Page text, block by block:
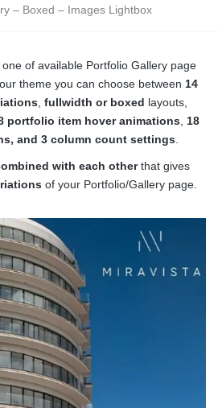
– Boxed – Images Lightbox
of available Portfolio Gallery page
theme you can choose between 14
fullwidth or boxed layouts,
portfolio item hover animations 18
and 3 column count settings
with each otherthat gives
of your Portfolio/Gallery page.